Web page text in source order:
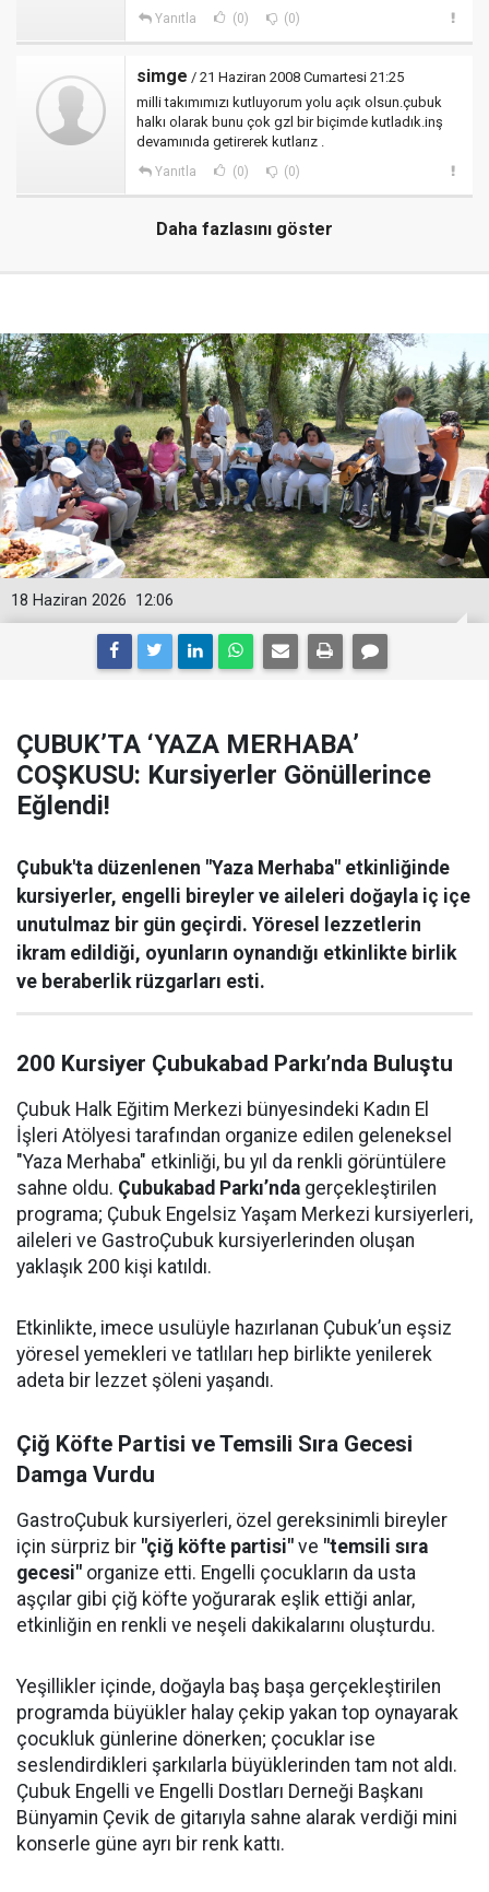
Yanıtla (0) (0)
simge / 21 Haziran 2008 Cumartesi 21:25
milli takımımızı kutluyorum yolu açık olsun.çubuk
halkı olarak bunu çok gzl bir biçimde kutladık.inş
devamınıda getirerek kutlarız .
Yanıtla (0) (0)
Daha fazlasını göster
12:06
18 Haziran 2026
ÇUBUK’TA ‘YAZA MERHABA’
COŞKUSU: Kursiyerler Gönüllerince
Eğlendi!
Çubuk'ta düzenlenen "Yaza Merhaba" etkinliğinde
kursiyerler, engelli bireyler ve aileleri doğayla iç içe
unutulmaz bir gün geçirdi. Yöresel lezzetlerin
ikram edildiği, oyunların oynandığı etkinlikte birlik
ve beraberlik rüzgarları esti.
200 Kursiyer Çubukabad Parkı’nda Buluştu
Çubuk Halk Eğitim Merkezi bünyesindeki Kadın El
İşleri Atölyesi tarafından organize edilen geleneksel
"Yaza Merhaba" etkinliği, bu yıl da renkli görüntülere
sahne oldu. Çubukabad Parkı’nda gerçekleştirilen
programa; Çubuk Engelsiz Yaşam Merkezi kursiyerleri,
aileleri ve GastroÇubuk kursiyerlerinden oluşan
yaklaşık 200 kişi katıldı.
Etkinlikte, imece usulüyle hazırlanan Çubuk’un eşsiz
yöresel yemekleri ve tatlıları hep birlikte yenilerek
adeta bir lezzet şöleni yaşandı.
Çiğ Köfte Partisi ve Temsili Sıra Gecesi
Damga Vurdu
GastroÇubuk kursiyerleri, özel gereksinimli bireyler
için sürpriz bir "çiğ köfte partisi" ve "temsili sıra
gecesi" organize etti. Engelli çocukların da usta
aşçılar gibi çiğ köfte yoğurarak eşlik ettiği anlar,
etkinliğin en renkli ve neşeli dakikalarını oluşturdu.
Yeşillikler içinde, doğayla baş başa gerçekleştirilen
programda büyükler halay çekip yakan top oynayarak
çocukluk günlerine dönerken; çocuklar ise
seslendirdikleri şarkılarla büyüklerinden tam not aldı.
Çubuk Engelli ve Engelli Dostları Derneği Başkanı
Bünyamin Çevik de gitarıyla sahne alarak verdiği mini
konserle güne ayrı bir renk kattı.